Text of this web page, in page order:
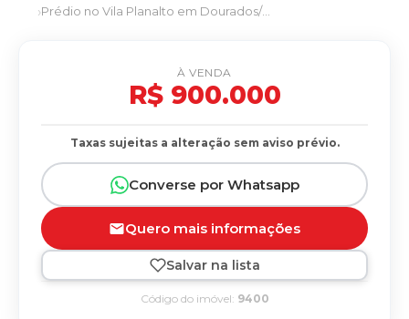
Prédio no Vila Planalto em Dourados/MS
À VENDA
R$ 900.000
Taxas sujeitas a alteração sem aviso prévio.
Converse por Whatsapp
Quero mais informações
Salvar na lista
Código do imóvel: 9400